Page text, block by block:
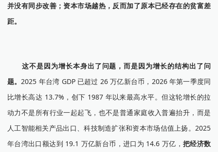
并没有同步改善；资本市场越热，反而加了原本已经存在的贫富差
距。
这不是因为增长本身出了问题，而是因为增长的结构出了问
题。2025 年台湾 GDP 已超过 26 万亿新台币，2026 年第一季度同
比增长高达 13.7%，创下 1987 年以来最高水平。但这轮增长的拉
动力不是所有行业一起起飞，也不是普通家庭收入普遍抬升，而是
人工智能相关产品出口、科技制造扩张和资本市场估值上扬。2025
年台湾出口额达到 19.1 万亿新台币，进口为 14.6 万亿， 把经济数